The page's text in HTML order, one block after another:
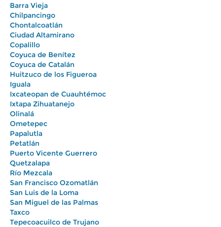
Barra Vieja
Chilpancingo
Chontalcoatlán
Ciudad Altamirano
Copalillo
Coyuca de Benítez
Coyuca de Catalán
Huitzuco de los Figueroa
Iguala
Ixcateopan de Cuauhtémoc
Ixtapa Zihuatanejo
Olinalá
Ometepec
Papalutla
Petatlán
Puerto Vicente Guerrero
Quetzalapa
Río Mezcala
San Francisco Ozomatlán
San Luis de la Loma
San Miguel de las Palmas
Taxco
Tepecoacuilco de Trujano